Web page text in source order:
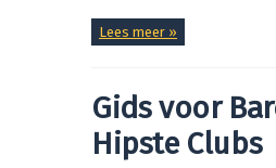
Lees meer »
Gids voor
Hipste Clubs